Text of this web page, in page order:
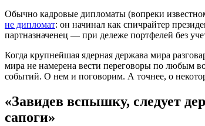
Обычно кадровые дипломаты (вопреки
не дипломат: он начинал как спичрайтер
партназначенец — при дележе портфелей без
Когда крупнейшая ядерная держава мира
мира не намерена вести переговоры по любым
событий. О нем и поговорим. А точнее, о
«Завидев вспышку, следует
сапоги»